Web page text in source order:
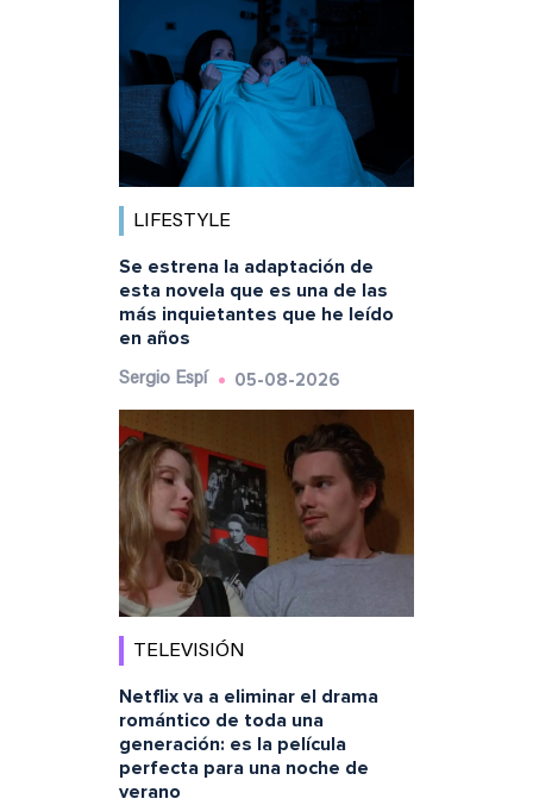
LIFESTYLE
Se estrena la adaptación de
esta novela que es una de las
más inquietantes que he leído
en años
Sergio Espí 05-08-2026
TELEVISIÓN
Netflix va a eliminar el drama
romántico de toda una
generación: es la película
perfecta para una noche de
verano